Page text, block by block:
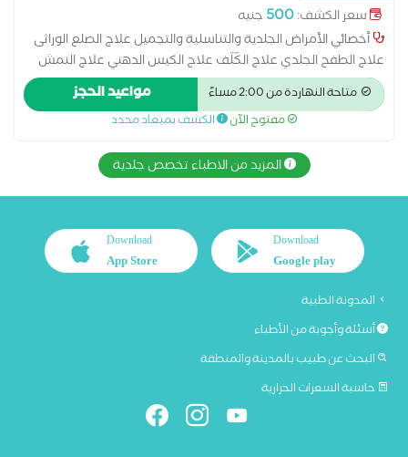
سعر الكشف:500 جنيه
أخصائي الأمراض الجلدية والتناسلية والتجميل علاج الصلع الوراثى
علاج الطفح الجلدي علاج الكَلَف علاج الكيس الدهني علاج النمش
علاج سقوط الشعر للسيدات علاج عين السمكة علاج فطريات
الاظافر عمل الغمازات امراض تناسلية الكي الكهربائي علاج آثار الحروق
متاحة النهاردة من 2:00 مساءً مواعيد الحجز
مفتوح الآن الكشف بميعاد محدد
المزيد من الاطباء تخصص جلدية
Download
Google play
Download
App Store
المدونة الطبية
أسئلة وأجوبة من الأطباء
البحث عن طبيب بالمدينة والمنطقة
حاسبة السعرات الحرارية